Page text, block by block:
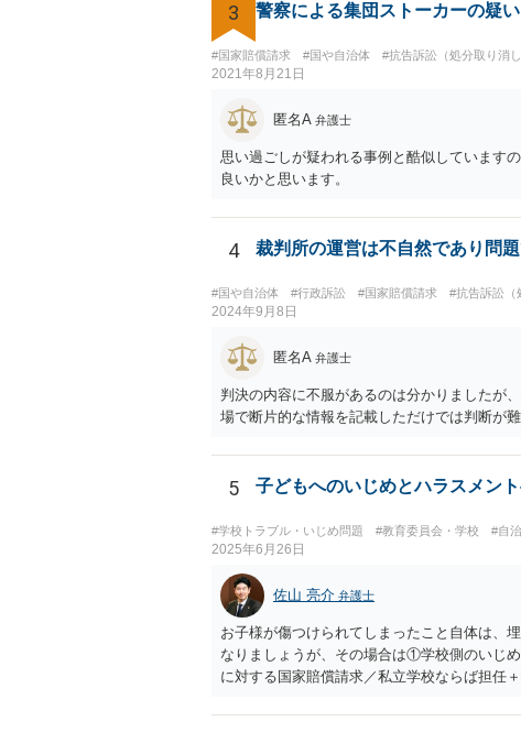
3 警察による集団ストーカーの疑
#国家賠償請求 #国や自治体 #抗告訴訟（処分取り消し
2021年8月21日
匿名A 弁護士
思い過ごしが疑われる事例と酷似しています
良いかと思います。
4 裁判所の運営は不自然であり問
#国や自治体 #行政訴訟 #国家賠償請求 #抗告訴訟（
2024年9月8日
匿名A 弁護士
判決の内容に不服があるのは分かりましたが
場で断片的な情報を記載しただけでは判断が
5 子どもへのいじめとハラスメン
#学校トラブル・いじめ問題 #教育委員会・学校 #自
2025年6月26日
佐山 亮介 弁護士
お子様が傷つけられてしまったこと自体は、
なりましょうが、その場合は①学校側のいじ
に対する国家賠償請求／私立学校ならば担任